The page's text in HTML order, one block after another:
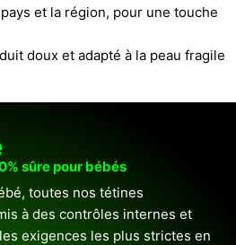
et la région, pour une touche
doux et adapté à la peau fragile
sûre pour bébés
toutes nos tétines
à des contrôles internes et
exigences les plus strictes en